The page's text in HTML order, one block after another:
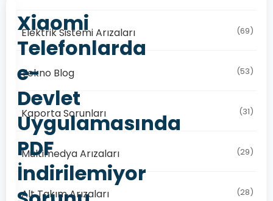
Xiaomi
Telefonlarda
e-
Devlet
Uygulamasında
PDF
İndirilemiyor
Elektrik Sistemi Arızaları (69)
Tekno Blog (53)
Kaporta Sorunları (31)
Multimedya Arızaları (29)
Alt Takım Arızaları (28)